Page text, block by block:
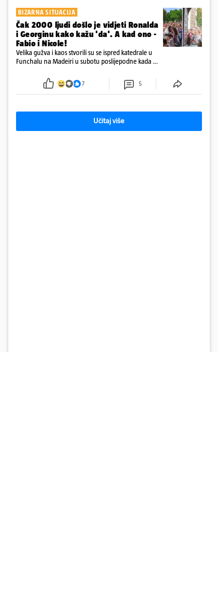
BIZARNA SITUACIJA
Čak 2000 ljudi došlo je vidjeti Ronalda
i Georginu kako kažu 'da'. A kad ono -
Fabio i Nicole!
Velika gužva i kaos stvorili su se ispred katedrale u
Funchalu na Madeiri u subotu poslijepodne kada su
svojoj Georgini... Ali to nisu bili oni!
7 5
Učitaj više